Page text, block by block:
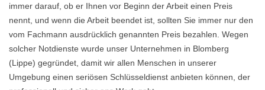
immer darauf, ob er Ihnen vor Beginn der Arbeit einen Preis
nennt, und wenn die Arbeit beendet ist, sollten Sie immer nur den
vom Fachmann ausdrücklich genannten Preis bezahlen. Wegen
solcher Notdienste wurde unser Unternehmen in Blomberg
(Lippe) gegründet, damit wir allen Menschen in unserer
Umgebung einen seriösen Schlüsseldienst anbieten können, der